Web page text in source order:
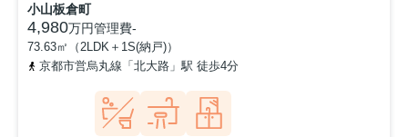
小山板倉町
4,980万円管理費-
73.63㎡（2LDK＋1S(納戸)）
京都市営烏丸線「北大路」駅 徒歩4分